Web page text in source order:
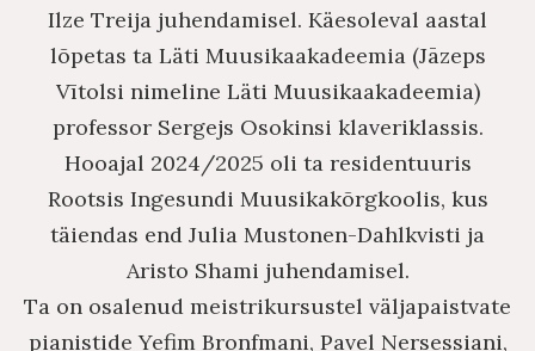
Ilze Treija juhendamisel. Käesoleval aastal
lõpetas ta Läti Muusikaakadeemia (Jāzeps
Vītolsi nimeline Läti Muusikaakadeemia)
professor Sergejs Osokinsi klaveriklassis.
Hooajal 2024/2025 oli ta residentuuris
Rootsis Ingesundi Muusikakõrgkoolis, kus
täiendas end Julia Mustonen-Dahlkvisti ja
Aristo Shami juhendamisel.
Ta on osalenud meistrikursustel väljapaistvate
pianistide Yefim Bronfmani, Pavel Nersessiani,